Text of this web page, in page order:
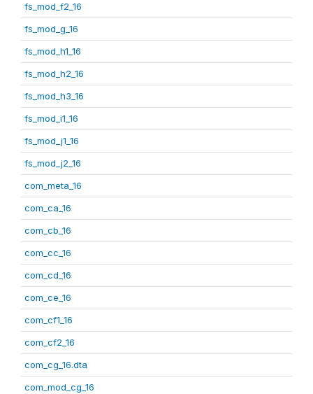
fs_mod_f2_16
fs_mod_g_16
fs_mod_h1_16
fs_mod_h2_16
fs_mod_h3_16
fs_mod_i1_16
fs_mod_j1_16
fs_mod_j2_16
com_meta_16
com_ca_16
com_cb_16
com_cc_16
com_cd_16
com_ce_16
com_cf1_16
com_cf2_16
com_cg_16.dta
com_mod_cg_16